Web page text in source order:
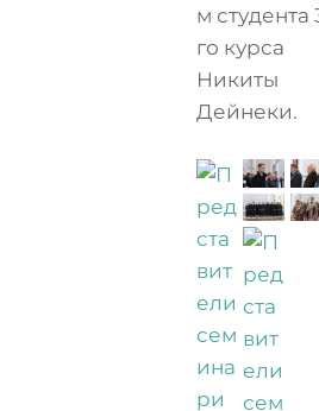
м студента
го курса
Никиты
Дейнеки.